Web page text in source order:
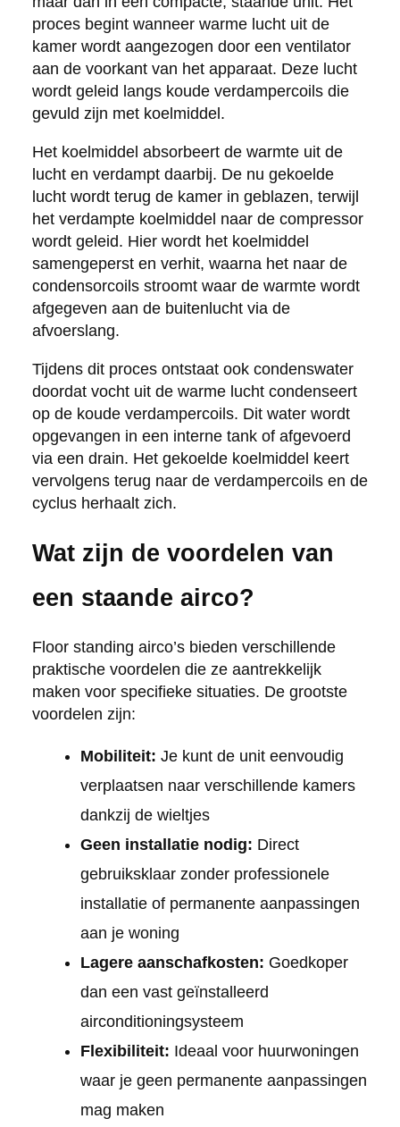
proces begint wanneer warme lucht uit de
kamer wordt aangezogen door een ventilator
aan de voorkant van het apparaat. Deze lucht
wordt geleid langs koude verdampercoils die
gevuld zijn met koelmiddel.
Het koelmiddel absorbeert de warmte uit de
lucht en verdampt daarbij. De nu gekoelde
lucht wordt terug de kamer in geblazen, terwijl
het verdampte koelmiddel naar de compressor
wordt geleid. Hier wordt het koelmiddel
samengeperst en verhit, waarna het naar de
condensorcoils stroomt waar de warmte wordt
afgegeven aan de buitenlucht via de
afvoerslang.
Tijdens dit proces ontstaat ook condenswater
doordat vocht uit de warme lucht condenseert
op de koude verdampercoils. Dit water wordt
opgevangen in een interne tank of afgevoerd
via een drain. Het gekoelde koelmiddel keert
vervolgens terug naar de verdampercoils en de
cyclus herhaalt zich.
Wat zijn de voordelen van
een staande airco?
Floor standing airco’s bieden verschillende
praktische voordelen die ze aantrekkelijk
maken voor specifieke situaties. De grootste
voordelen zijn:
Mobiliteit: Je kunt de unit eenvoudig
verplaatsen naar verschillende kamers
dankzij de wieltjes
Geen installatie nodig: Direct
gebruiksklaar zonder professionele
installatie of permanente aanpassingen
aan je woning
Lagere aanschafkosten: Goedkoper
dan een vast geïnstalleerd
airconditioningsysteem
Flexibiliteit: Ideaal voor huurwoningen
waar je geen permanente aanpassingen
mag maken